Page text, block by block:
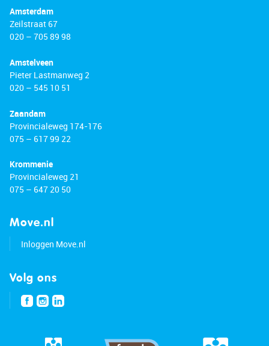
Amsterdam
Zeilstraat 67
020 – 705 89 98
Amstelveen
Pieter Lastmanweg 2
020 – 545 10 51
Zaandam
Provincialeweg 174-176
075 – 617 99 22
Krommenie
Provincialeweg 21
075 – 647 20 50
Move.nl
Inloggen Move.nl
Volg ons